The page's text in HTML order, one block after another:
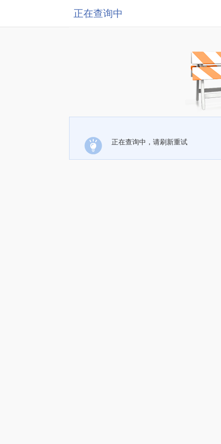
正在查询中
正在查询中，请刷新重试